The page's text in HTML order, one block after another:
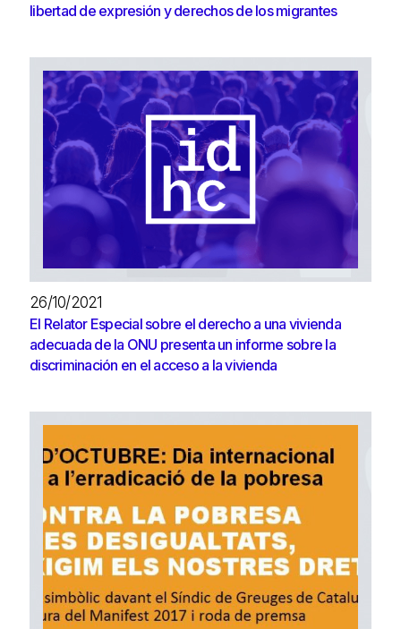
libertad de expresión y derechos de los migrantes
26/10/2021
El Relator Especial sobre el derecho a una vivienda
adecuada de la ONU presenta un informe sobre la
discriminación en el acceso a la vivienda